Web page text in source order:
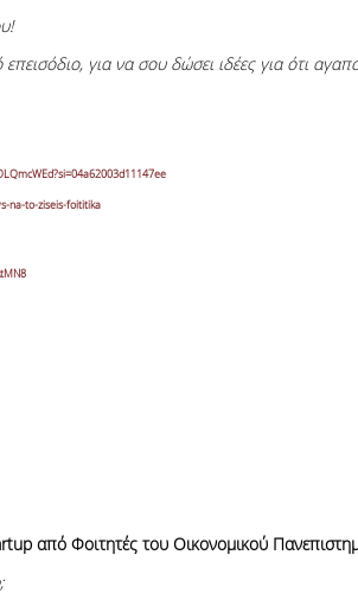
για να σου δώσει ιδέες για ότι
na-to-ziseis-foititika
από Φοιτητές του Οικονομικού